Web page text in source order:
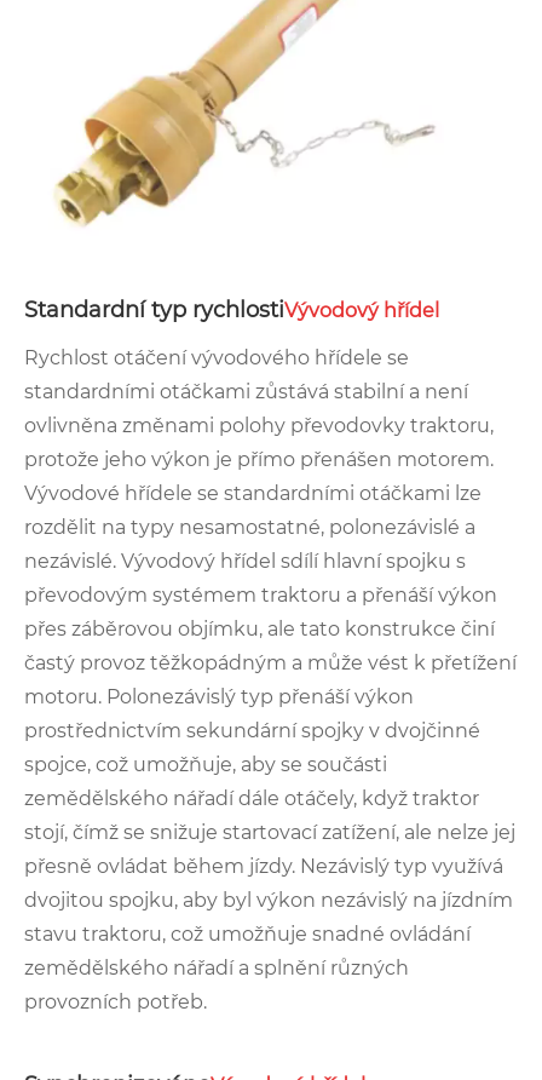
Standardní typ rychlostiVývodový hřídel
Rychlost otáčení vývodového hřídele se
standardními otáčkami zůstává stabilní a není
ovlivněna změnami polohy převodovky traktoru,
protože jeho výkon je přímo přenášen motorem.
Vývodové hřídele se standardními otáčkami lze
rozdělit na typy nesamostatné, polonezávislé a
nezávislé. Vývodový hřídel sdílí hlavní spojku s
převodovým systémem traktoru a přenáší výkon
přes záběrovou objímku, ale tato konstrukce činí
častý provoz těžkopádným a může vést k přetížení
motoru. Polonezávislý typ přenáší výkon
prostřednictvím sekundární spojky v dvojčinné
spojce, což umožňuje, aby se součásti
zemědělského nářadí dále otáčely, když traktor
stojí, čímž se snižuje startovací zatížení, ale nelze jej
přesně ovládat během jízdy. Nezávislý typ využívá
dvojitou spojku, aby byl výkon nezávislý na jízdním
stavu traktoru, což umožňuje snadné ovládání
zemědělského nářadí a splnění různých
provozních potřeb.